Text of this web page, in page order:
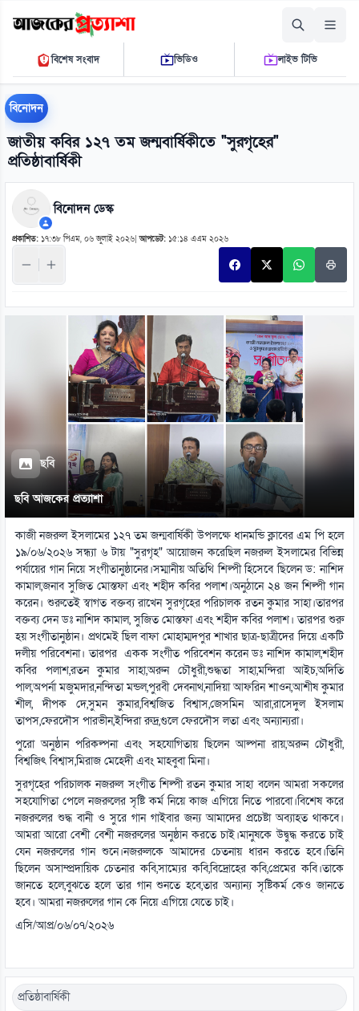
শনিবার, ০৮ আগস্ট ২০২৬
১০ ৪৯ ১৫ এ.এম.THE DAILY AJKER PROTTASHA
বিশেষ সংবাদ ভিডিও লাইভ টিভি
বিনোদন
জাতীয় কবির ১২৭ তম জন্মবার্ষিকীতে "সুরগৃহের"
প্রতিষ্ঠাবার্ষিকী
বিনোদন ডেস্ক
প্রকাশিত: ১৭:৩৮ পিএম, ০৬ জুলাই ২০২৬ |আপডেট: ১৫:১৪ এএম ২০২৬
ছবি
ছবি আজকের প্রত্যাশা
কাজী নজরুল ইসলামের ১২৭ তম জন্মবার্ষিকী উপলক্ষে ধানমন্ডি ক্লাবের এম পি হলে
১৯/০৬/২০২৬ সন্ধ্যা ৬ টায় "সুরগৃহ" আয়োজন করেছিল নজরুল ইসলামের বিভিন্ন
পর্যায়ের গান নিয়ে সংগীতানুষ্ঠানের।সম্মানীয় অতিথি শিল্পী হিসেবে ছিলেন ড: নাশিদ
কামাল,জনাব সুজিত মোস্তফা এবং শহীদ কবির পলাশ।অনুঠানে ২৪ জন শিল্পী গান
করেন। শুরুতেই স্বাগত বক্তব্য রাখেন সুরগৃহের পরিচালক রতন কুমার সাহা।তারপর
বক্তব্য দেন ডঃ নাশিদ কামাল, সুজিত মোস্তফা এবং শহীদ কবির পলাশ। তারপর শুরু
হয় সংগীতানুষ্ঠান। প্রথমেই ছিল বাফা মোহাম্মদপুর শাখার ছাত্র-ছাত্রীদের দিয়ে একটি
দলীয় পরিবেশনা। তারপর একক সংগীত পরিবেশন করেন ডঃ নাশিদ কামাল,শহীদ
কবির পলাশ,রতন কুমার সাহা,অরুন চৌধুরী,শুদ্ধতা সাহা,মন্দিরা আইচ,অদিতি
পাল,অপর্না মজুমদার,নন্দিতা মন্ডল,পুরবী দেবনাথ,নাদিয়া আফরিন শাওন,আশীষ কুমার
শীল, দীপক দে,সুমন কুমার,বিশ্বজিত বিশ্বাস,জেসমিন আরা,রাসেদুল ইসলাম
তাপস,ফেরদৌস পারভীন,ইন্দিরা রুদ্র,গুলে ফেরদৌস লতা এবং অন্যান্যরা।
পুরো অনুষ্ঠান পরিকল্পনা এবং সহযোগিতায় ছিলেন আল্পনা রায়,অরুন চৌধুরী,
বিশ্বজিৎ বিশ্বাস,মিরাজ মেহেদী এবং মাহবুবা মিনা।
সুরগৃহের পরিচালক নজরুল সংগীত শিল্পী রতন কুমার সাহা বলেন আমরা সকলের
সহযোগিতা পেলে নজরুলের সৃষ্টি কর্ম নিয়ে কাজ এগিয়ে নিতে পারবো।বিশেষ করে
নজরুলের শুদ্ধ বানী ও সুরে গান গাইবার জন্য আমাদের প্রচেষ্টা অব্যাহত থাকবে।
আমরা আরো বেশী বেশী নজরুলের অনুষ্ঠান করতে চাই।মানুষকে উদ্বুদ্ধ করতে চাই
যেন নজরুলের গান শুনে।নজরুলকে আমাদের চেতনায় ধারন করতে হবে।তিনি
ছিলেন অসাম্প্রদায়িক চেতনার কবি,সাম্যের কবি,বিদ্রোহের কবি,প্রেমের কবি।তাকে
জানতে হলে,বুঝতে হলে তার গান শুনতে হবে,তার অন্যান্য সৃষ্টিকর্ম কেও জানতে
হবে। আমরা নজরুলের গান কে নিয়ে এগিয়ে যেতে চাই।
এসি/আপ্র/০৬/০৭/২০২৬
প্রতিষ্ঠাবার্ষিকী